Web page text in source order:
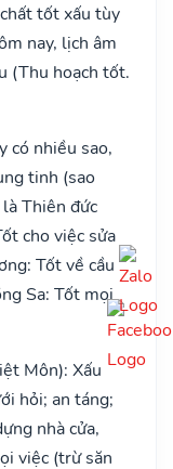
tốt xấu tùy
nay, lịch âm
(Thu hoạch tốt.
có nhiều sao,
tinh (sao
Thiên đức
cho việc sửa
Tốt về cầu
Sa: Tốt mọi
Môn): Xấu
hỏi; an táng;
nhà cửa,
việc (trừ săn